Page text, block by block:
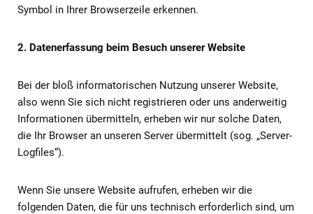
Symbol in Ihrer Browserzeile erkennen.
2. Datenerfassung beim Besuch unserer Website
Bei der bloß informatorischen Nutzung unserer Website,
also wenn Sie sich nicht registrieren oder uns anderweitig
Informationen übermitteln, erheben wir nur solche Daten,
die Ihr Browser an unseren Server übermittelt (sog. „Server-
Logfiles“).
Wenn Sie unsere Website aufrufen, erheben wir die
folgenden Daten, die für uns technisch erforderlich sind, um